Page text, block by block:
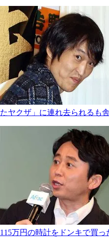
たヤクザ」に連れ去られるも
115万円の時計をドンキで買っ